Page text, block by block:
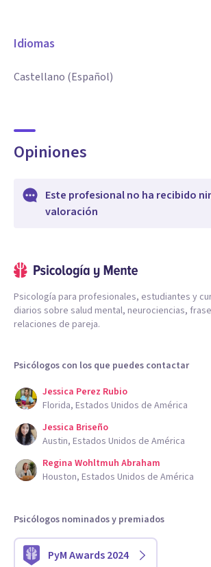
Idiomas
Castellano (Español)
Opiniones
Este profesional no ha recibido
valoración
Psicología para profesionales, estudiantes y
diarios sobre salud mental, neurociencias,
relaciones de pareja.
Psicólogos con los que puedes contactar
Jessica Perez Rubio
Florida, Estados Unidos de América
Jessica Briseño
Austin, Estados Unidos de América
Regina Wohltmuh Abraham
Houston, Estados Unidos de América
Psicólogos nominados y premiados
PyM Awards 2024